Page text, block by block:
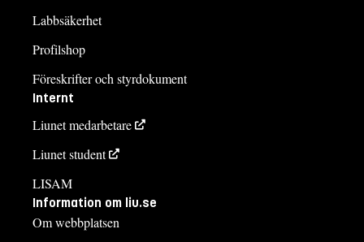
Labbsäkerhet
Profilshop
Föreskrifter och styrdokument
Internt
Liunet medarbetare
Liunet student
LISAM
Information om liu.se
Om webbplatsen